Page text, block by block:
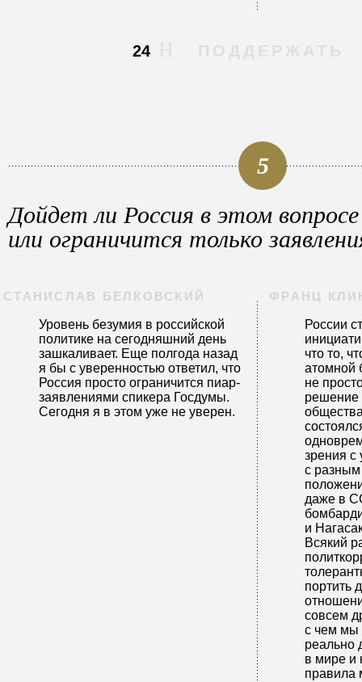
24
5
Дойдет ли Россия в этом
или ограничится только
СТАНИСЛАВ БЕЛКОВСКИЙ
Уровень безумия в российской
политике на сегодняшний день
зашкаливает. Еще полгода назад
я бы с уверенностью ответил, что
Россия просто ограничится пиар-
заявлениями спикера Госдумы.
Сегодня я в этом уже не уверен.
ФРАНЦ
России
что то,
атомной
не
решение
зрения с
с
даже в
и
Всякий
портить
совсем
с чем мы
реально
в мире и
правила